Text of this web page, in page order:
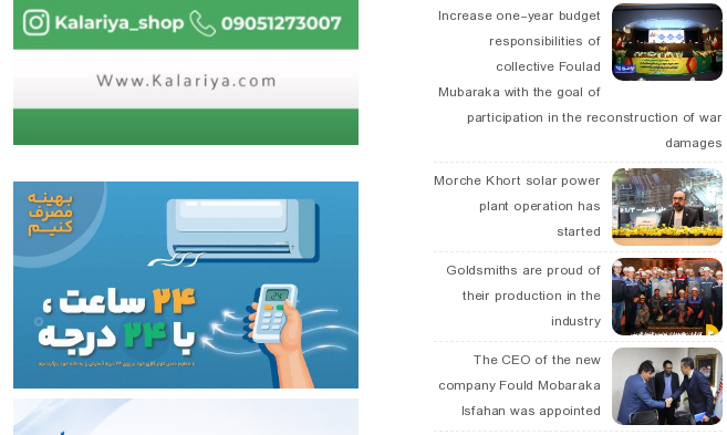
Increase one-year budget
responsibilities of
collective Foulad
Mubaraka with the goal of
participation in the reconstruction of war
damages
Morche Khort solar power
plant operation has
started
Goldsmiths are proud of
their production in the
industry
The CEO of the new
company Fould Mobaraka
Isfahan was appointed